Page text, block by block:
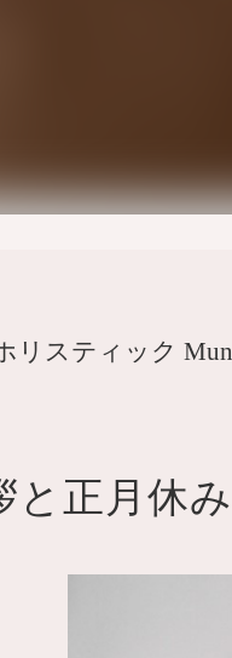
リスティック
と正月休